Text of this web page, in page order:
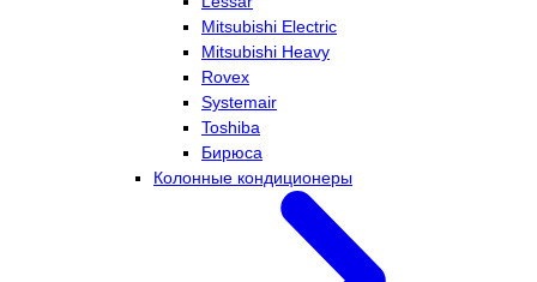
Mitsubishi Electric
Mitsubishi Heavy
Rovex
Systemair
Toshiba
Бирюса
Колонные кондиционеры